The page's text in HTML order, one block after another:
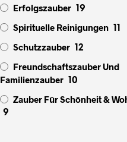
Erfolgszauber 19
Spirituelle Reinigungen
Schutzzauber 12
Freundschaftszauber Und
Familienzauber
10
Zauber Für Schönheit &
9